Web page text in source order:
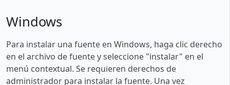
Windows
Para instalar una fuente en Windows, haga clic derecho
en el archivo de fuente y seleccione "instalar" en el
menú contextual. Se requieren derechos de
administrador para instalar la fuente. Una vez